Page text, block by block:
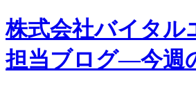
株式会社バイタル
担当ブログ―今週